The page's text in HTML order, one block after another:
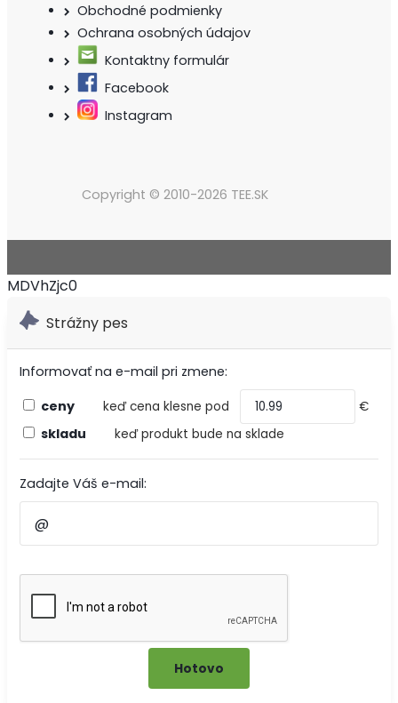
Obchodné podmienky
Ochrana osobných údajov
Kontaktny formulár
Facebook
Instagram
Copyright © 2010-2026 TEE.SK
MDVhZjc0
Strážny pes
Informovať na e-mail pri zmene:
ceny
keď cena klesne pod €
skladu keď produkt bude na sklade
Zadajte Váš e-mail: